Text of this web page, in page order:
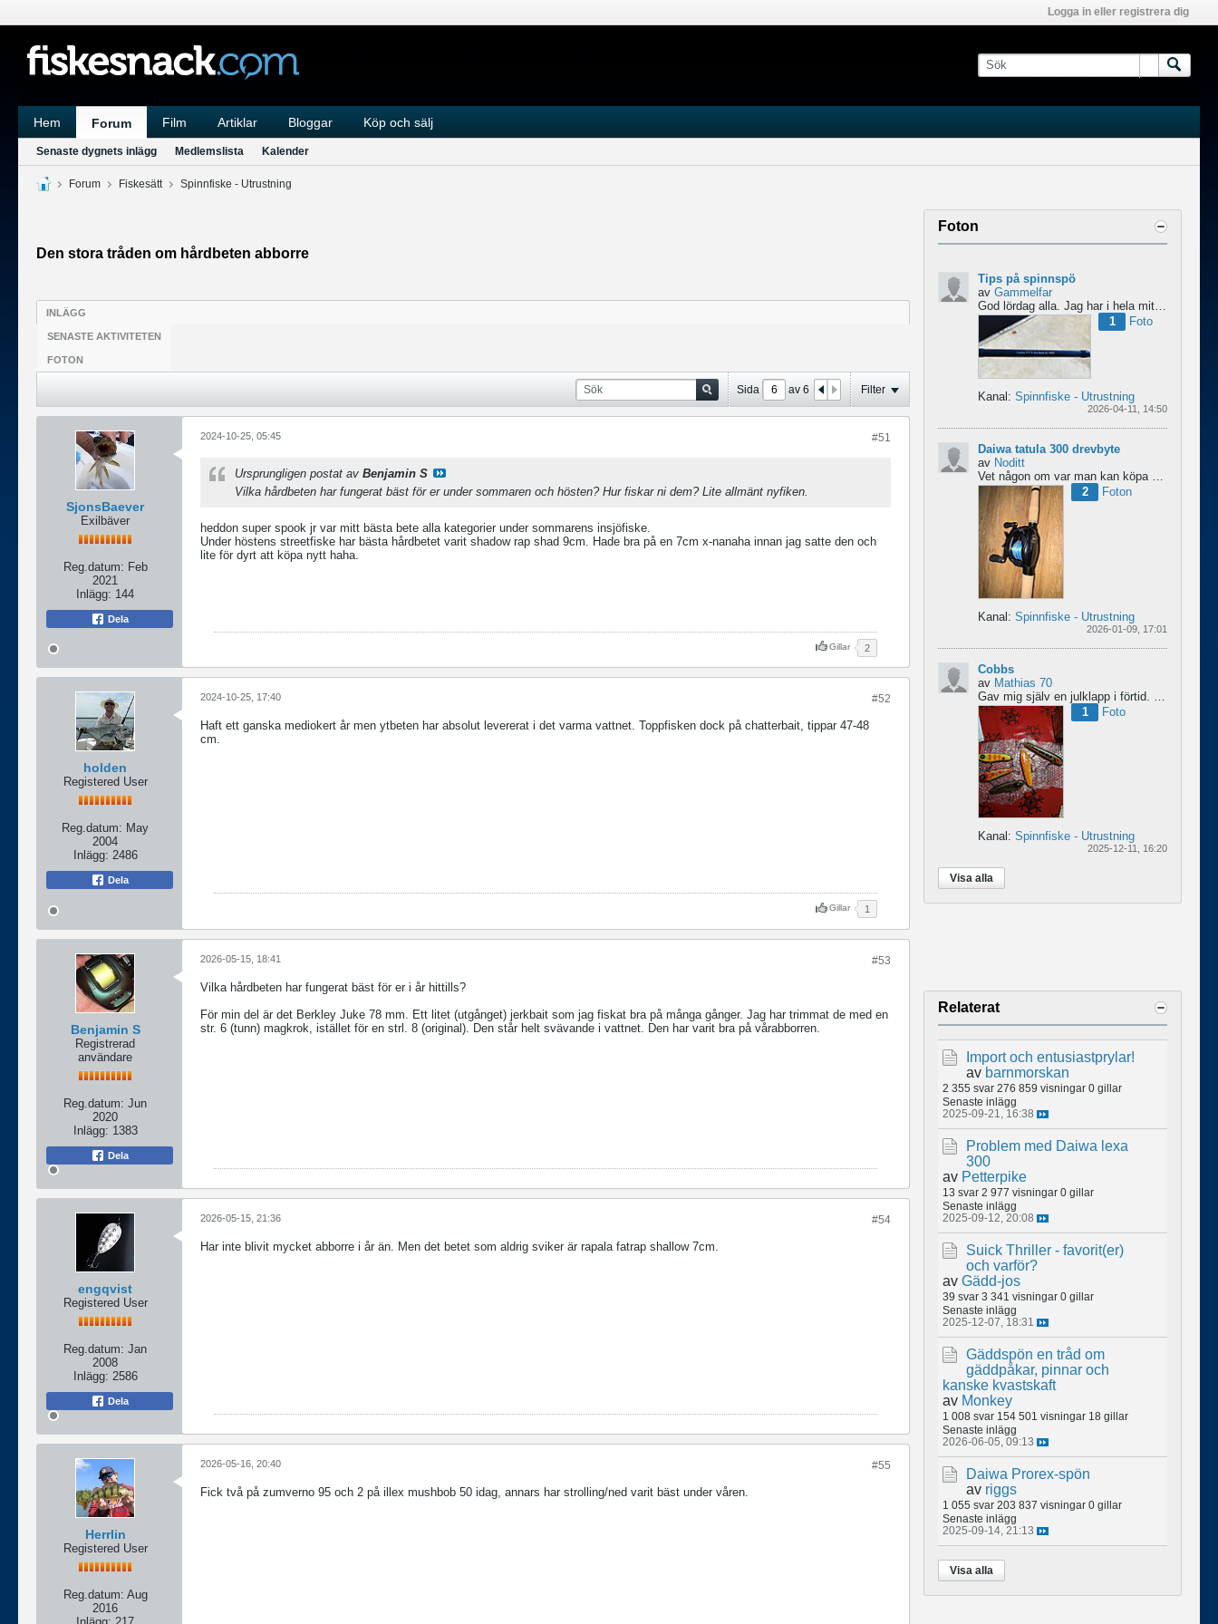
Logga in eller registrera dig
Hem Forum Film Artiklar Bloggar Köp och sälj
Senaste dygnets inlägg Medlemslista Kalender
Forum Fiskesätt Spinnfiske - Utrustning
Den stora tråden om hårdbeten abborre
INLÄGG
SENASTE AKTIVITETEN
FOTON
Sida av 6 Filter
SjonsBaever
Exilbäver
Reg.datum: Feb
2021
Inlägg: 144
Dela
#51
2024-10-25, 05:45
Ursprungligen postat av Benjamin S
Vilka hårdbeten har fungerat bäst för er under sommaren och hösten? Hur fiskar ni dem? Lite allmänt nyfiken.
heddon super spook jr var mitt bästa bete alla kategorier under sommarens insjöfiske.
Under höstens streetfiske har bästa hårdbetet varit shadow rap shad 9cm. Hade bra på en 7cm x-nanaha innan jag satte den och
lite för dyrt att köpa nytt haha.
Gillar 2
holden
Registered User
Reg.datum: May
2004
Inlägg: 2486
Dela
#52
2024-10-25, 17:40
Haft ett ganska mediokert år men ytbeten har absolut levererat i det varma vattnet. Toppfisken dock på chatterbait, tippar 47-48
cm.
Gillar 1
Benjamin S
Registrerad
användare
Reg.datum: Jun
2020
Inlägg: 1383
Dela
#53
2026-05-15, 18:41
Vilka hårdbeten har fungerat bäst för er i år hittills?
För min del är det Berkley Juke 78 mm. Ett litet (utgånget) jerkbait som jag fiskat bra på många gånger. Jag har trimmat de med en
str. 6 (tunn) magkrok, istället för en strl. 8 (original). Den står helt svävande i vattnet. Den har varit bra på vårabborren.
engqvist
Registered User
Reg.datum: Jan
2008
Inlägg: 2586
Dela
#54
2026-05-15, 21:36
Har inte blivit mycket abborre i år än. Men det betet som aldrig sviker är rapala fatrap shallow 7cm.
Herrlin
Registered User
Reg.datum: Aug
2016
#55
2026-05-16, 20:40
Fick två på zumverno 95 och 2 på illex mushbob 50 idag, annars har strolling/ned varit bäst under våren.
Foton
Tips på spinnspö
av Gammelfar
God lördag alla. Jag har i hela mitt liv fiskat med haspel och har för något år sedan hittat min...
1
Foto
Kanal: Spinnfiske - Utrustning
2026-04-11, 14:50
Daiwa tatula 300 drevbyte
av Noditt
Vet någon om var man kan köpa drev till den rullen så den blir lågutväxlad har en japansk 8.1 det är...
2
Foton
Kanal: Spinnfiske - Utrustning
2026-01-09, 17:01
Cobbs
av Mathias 70
1
Foto
Kanal: Spinnfiske - Utrustning
2025-12-11, 16:20
Visa alla
Relaterat
Import och entusiastprylar!
av barnmorskan
2 355 svar 276 859 visningar 0 gillar
Senaste inlägg
2025-09-21, 16:38
Problem med Daiwa lexa
300
av Petterpike
13 svar 2 977 visningar 0 gillar
Senaste inlägg
2025-09-12, 20:08
Suick Thriller - favorit(er)
och varför?
av Gädd-jos
39 svar 3 341 visningar 0 gillar
Senaste inlägg
2025-12-07, 18:31
Gäddspön en tråd om
gäddpåkar, pinnar och
kanske kvastskaft
av Monkey
1 008 svar 154 501 visningar 18 gillar
Senaste inlägg
2026-06-05, 09:13
Daiwa Prorex-spön
av riggs
1 055 svar 203 837 visningar 0 gillar
Senaste inlägg
2025-09-14, 21:13
Visa alla